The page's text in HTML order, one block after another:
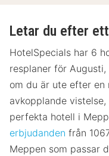
Letar du efter
HotelSpecials har 6
resplaner för
om du är ute efter en
avkopplande
perfekta hotell i
erbjudanden från
Meppen som passar